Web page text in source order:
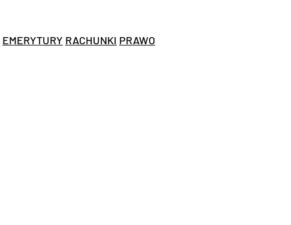
EMERYTURY RACHUNKI PRAWO